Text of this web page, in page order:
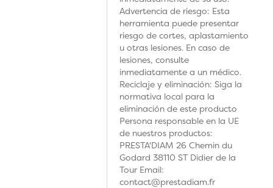
Advertencia de riesgo: Esta
herramienta puede presentar
riesgo de cortes, aplastamiento
u otras lesiones. En caso de
lesiones, consulte
inmediatamente a un médico.
Reciclaje y eliminación: Siga la
normativa local para la
eliminación de este producto
Persona responsable en la UE
de nuestros productos:
PRESTA'DIAM 26 Chemin du
Godard 38110 ST Didier de la
Tour Email:
contact@prestadiam.fr